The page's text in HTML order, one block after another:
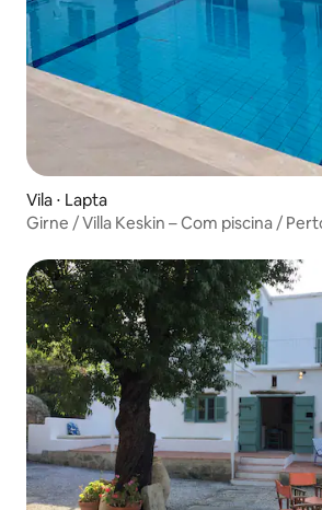
Vila ⋅ Lapta
Girne / Villa Keskin – Com piscina /